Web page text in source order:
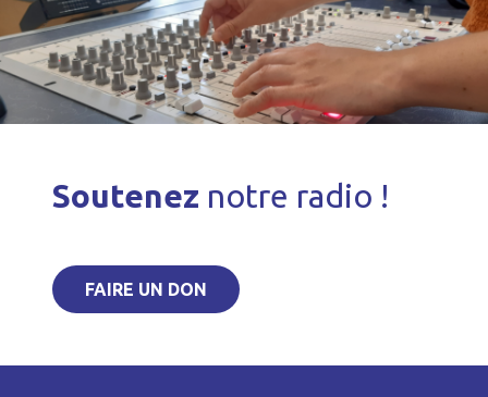
Soutenez notre radio !
FAIRE UN DON